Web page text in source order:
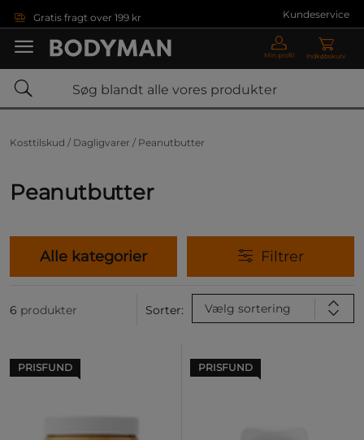
Gratis fragt over 199 kr Kundeservice
Min profil Indkøbskurv
Kosttilskud / Dagligvarer / Peanutbutter
Peanutbutter
Alle kategorier Filtrer
6 produkter Sorter: Vælg sortering
PRISFUND PRISFUND